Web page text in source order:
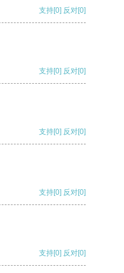
支持[0] 反对[0]
支持[0] 反对[0]
支持[0] 反对[0]
支持[0] 反对[0]
支持[0] 反对[0]